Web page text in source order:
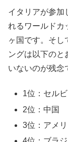
イタリアが参加
れるワールドカ
ヶ国です。そし
ングは以下のと
いないのが残念
1位：セル
2位：中国
3位：アメ